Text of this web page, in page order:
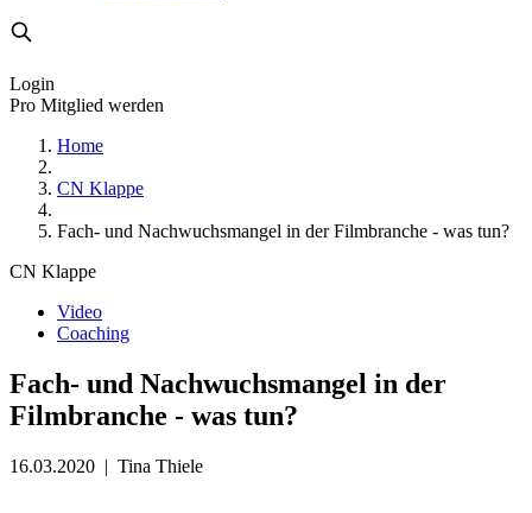
Login
Pro Mitglied werden
Home
CN Klappe
Fach- und Nachwuchsmangel in der Filmbranche - was tun?
CN Klappe
Video
Coaching
Fach- und Nachwuchsmangel in der
Filmbranche - was tun?
16.03.2020 | Tina Thiele